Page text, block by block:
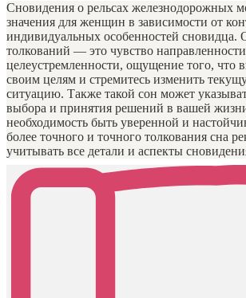
Сновидения о рельсах железнодорожных
значения для женщин в зависимости от
индивидуальных особенностей
толкований — это чувство
целеустремленности, ощущение того, что
своим целям и стремитесь изменить
ситуацию. Также такой сон может
выбора и принятия решений в вашей
необходимость быть уверенной и
более точного и точного толкования сна
учитывать все детали и аспекты